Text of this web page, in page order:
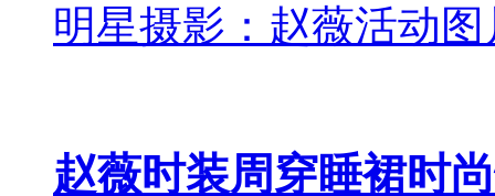
明星摄影：赵薇活动
赵薇时装周穿睡裙时